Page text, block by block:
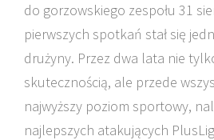
do gorzowskiego zespołu 31
pierwszych spotkań stał się
drużyny. Przez dwa lata nie
skutecznością, ale przede
najwyższy poziom sportowy,
najlepszych atakujących